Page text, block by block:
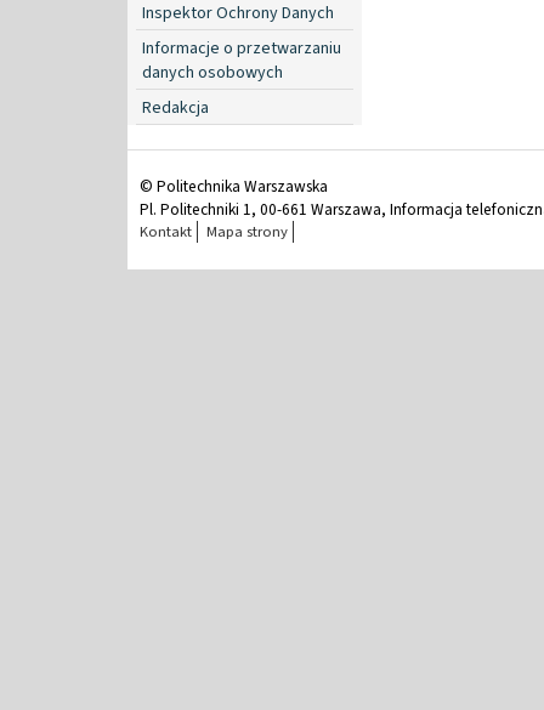
Inspektor Ochrony Danych
Informacje o przetwarzaniu
danych osobowych
Redakcja
© Politechnika Warszawska
Pl. Politechniki 1, 00-661 Warszawa, Informacja
Kontakt Mapa strony